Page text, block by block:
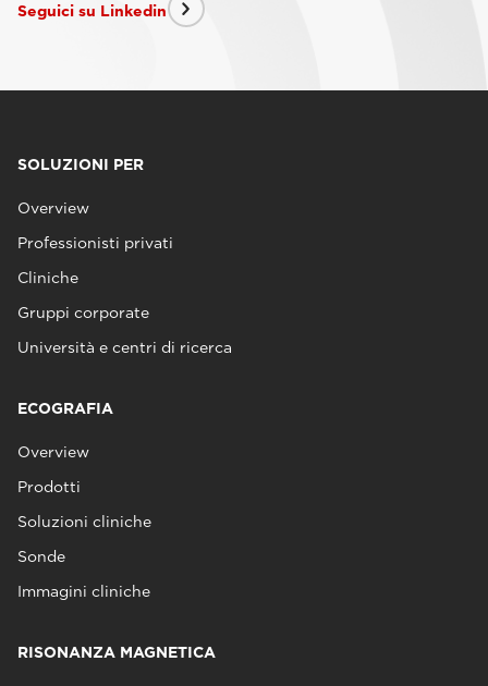
Seguici su Linkedin
SOLUZIONI PER
Overview
Professionisti privati
Cliniche
Gruppi corporate
Università e centri di ricerca
ECOGRAFIA
Overview
Prodotti
Soluzioni cliniche
Sonde
Immagini cliniche
RISONANZA MAGNETICA